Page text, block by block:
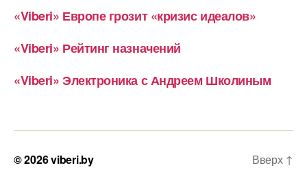
«Viberi» Европе грозит «кризис идеалов»
«Viberi» Рейтинг назначений
«Viberi» Электроника с Андреем Школиным
© 2026viberi.by Вверх ↑